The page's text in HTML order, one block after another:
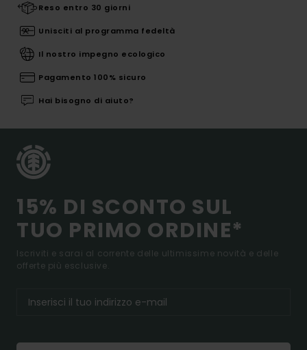
Reso entro 30 giorni
Unisciti al programma fedeltà
Il nostro impegno ecologico
Pagamento 100% sicuro
Hai bisogno di aiuto?
15% DI SCONTO SUL
TUO PRIMO ORDINE*
Iscriviti e sarai al corrente delle ultimissime novità e delle
offerte più esclusive.